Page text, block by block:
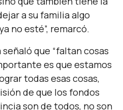
a su familia algo
no esté”, remarcó.
que “faltan cosas
es que estamos
todas esas cosas,
de que los fondos
son de todos, no son